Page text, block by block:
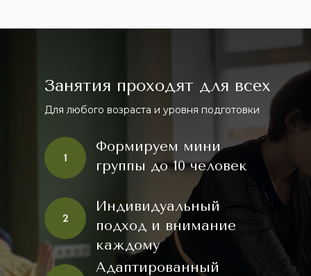
Занятия проходят для всех
1
Для любого возраста и уровня подготовки
Формируем мини
группы до 10 человек
2
Индивидуальный
подход и внимание
каждому
Адаптированный